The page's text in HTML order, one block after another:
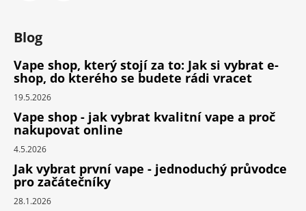
Blog
Vape shop, který stojí za to: Jak si vybrat e-
shop, do kterého se budete rádi vracet
19.5.2026
Vape shop - jak vybrat kvalitní vape a proč
nakupovat online
4.5.2026
Jak vybrat první vape - jednoduchý průvodce
pro začátečníky
28.1.2026